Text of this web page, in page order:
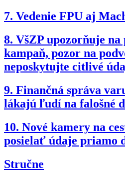
7. Vedenie FPU aj
8. VšZP upozorňuje na
kampaň, pozor na
neposkytujte citlivé
9. Finančná správa
lákajú ľudí na falošné
10. Nové kamery na
posielať údaje priamo
Stručne